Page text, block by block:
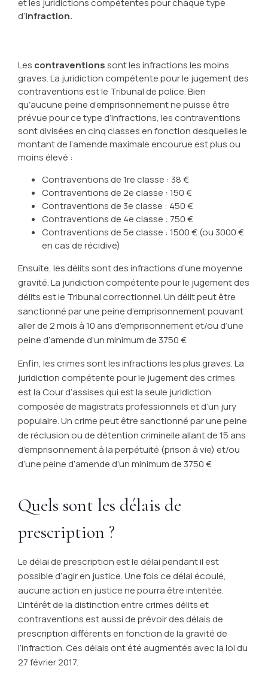
et les juridictions compétentes pour chaque type
d’infraction.
Les contraventionssont les infractions les moins
graves. La juridiction compétente pour le jugement des
contraventions est le Tribunal de police. Bien
qu’aucune peine d’emprisonnement ne puisse être
prévue pour ce type d’infractions, les contraventions
sont divisées en cinq classes en fonction desquelles le
montant de l’amende maximale encourue est plus ou
moins élevé :
Contraventions de 1re classe : 38 €
Contraventions de 2e classe : 150 €
Contraventions de 3e classe : 450 €
Contraventions de 4e classe : 750 €
Contraventions de 5e classe : 1500 € (ou 3000 €
en cas de récidive)
Ensuite, les délits sont des infractions d’une moyenne
gravité. La juridiction compétente pour le jugement des
délits est le Tribunal correctionnel. Un délit peut être
sanctionné par une peine d’emprisonnement pouvant
aller de 2 mois à 10 ans d’emprisonnement et/ou d’une
peine d’amende d’un minimum de 3750 €.
Enfin, les crimes sont les infractions les plus graves. La
juridiction compétente pour le jugement des crimes
est la Cour d’assises qui est la seule juridiction
composée de magistrats professionnels et d’un jury
populaire. Un crime peut être sanctionné par une peine
de réclusion ou de détention criminelle allant de 15 ans
d’emprisonnement à la perpétuité (prison à vie) et/ou
d’une peine d’amende d’un minimum de 3750 €.
Quels sont les délais de
prescription ?
Le délai de prescription est le délai pendant il est
possible d’agir en justice. Une fois ce délai écoulé,
aucune action en justice ne pourra être intentée.
L’intérêt de la distinction entre crimes délits et
contraventions est aussi de prévoir des délais de
prescription différents en fonction de la gravité de
l’infraction. Ces délais ont été augmentés avec la loi du
27 février 2017.